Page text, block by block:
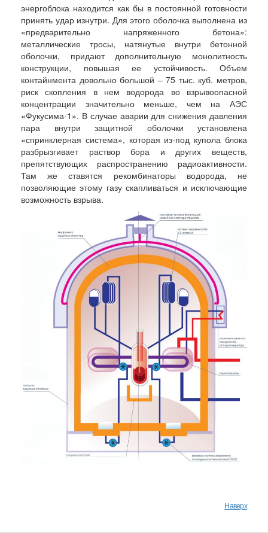
энергоблока находится как бы в постоянной готовности
принять удар изнутри. Для этого оболочка выполнена из
«предварительно напряженного бетона»:
металлические тросы, натянутые внутри бетонной
оболочки, придают дополнительную монолитность
конструкции, повышая ее устойчивость. Объем
контайнмента довольно большой – 75 тыс. куб. метров,
риск скопления в нем водорода во взрывоопасной
концентрации значительно меньше, чем на АЭС
«Фукусима-1». В случае аварии для снижения давления
пара внутри защитной оболочки установлена
«спринклерная система», которая из-под купола блока
разбрызгивает раствор бора и других веществ,
препятствующих распространению радиоактивности.
Там же ставятся рекомбинаторы водорода, не
позволяющие этому газу скапливаться и исключающие
возможность взрыва.
Наверх